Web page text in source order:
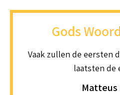
Gods
Vaak zullen de eersten
laatsten de
Matteus